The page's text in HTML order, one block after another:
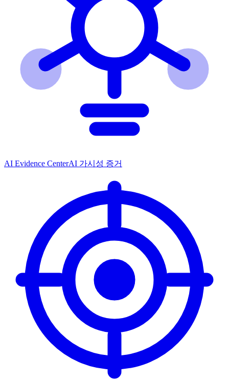
AI Evidence CenterAI 가시성 증거